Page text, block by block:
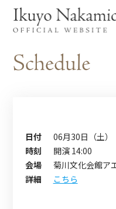
日付
06月30日（土）
時刻
開演 14:00
会場
菊川文化会館ア
詳細
こちら